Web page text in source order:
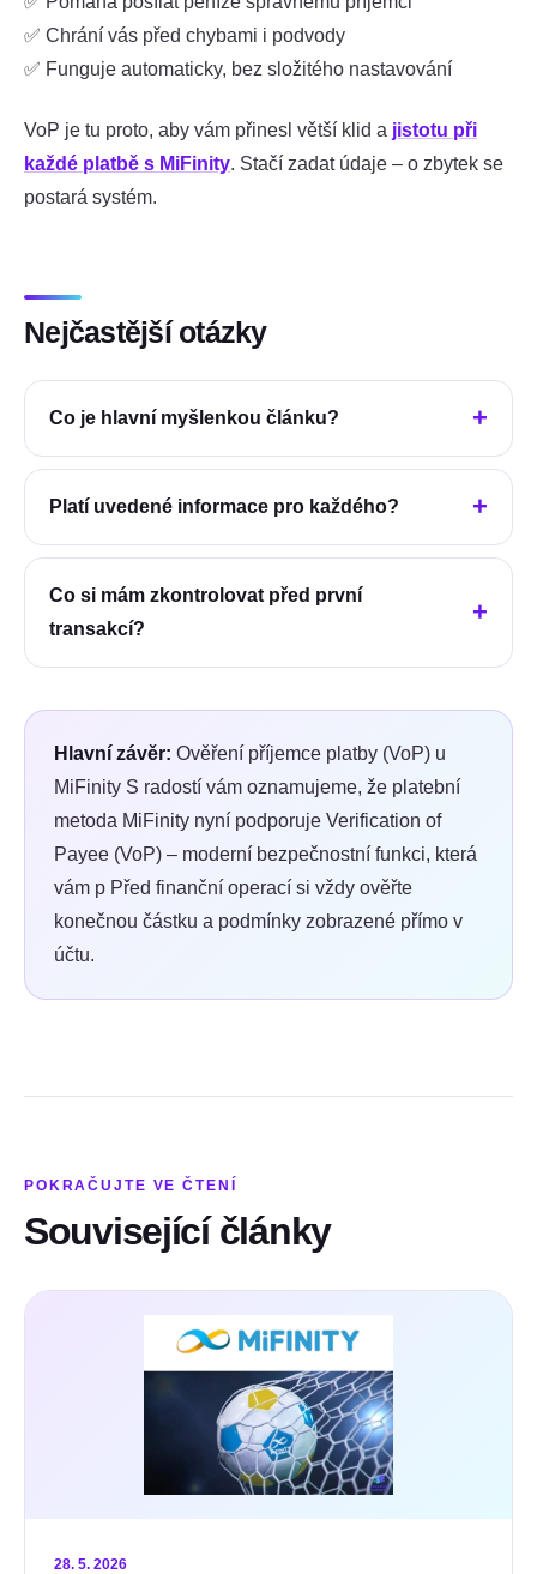
✅ Chrání vás před chybami i podvody
✅ Funguje automaticky, bez složitého nastavování
VoP je tu proto, aby vám přinesl větší klid a jistotu při
každé platbě s MiFinity. Stačí zadat údaje – o zbytek se
postará systém.
Nejčastější otázky
Co je hlavní myšlenkou článku?
Platí uvedené informace pro každého?
Co si mám zkontrolovat před první
transakcí?
Hlavní závěr: Ověření příjemce platby (VoP) u
MiFinity S radostí vám oznamujeme, že platební
metoda MiFinity nyní podporuje Verification of
Payee (VoP) – moderní bezpečnostní funkci, která
vám p Před finanční operací si vždy ověřte
konečnou částku a podmínky zobrazené přímo v
účtu.
POKRAČUJTE VE ČTENÍ
Související články
28. 5. 2026